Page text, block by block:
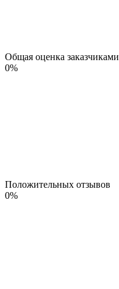
Общая оценка заказчиками
0%
Положительных отзывов
0%